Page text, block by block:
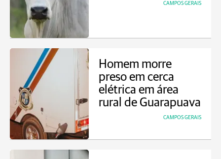
CAMPOS GERAIS
Homem morre
preso em cerca
elétrica em área
rural de Guarapuava
CAMPOS GERAIS